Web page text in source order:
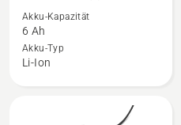
Aspire®
P4A
18-
Akku-Kapazität
6 Ah
Akku-Typ
Li-Ion